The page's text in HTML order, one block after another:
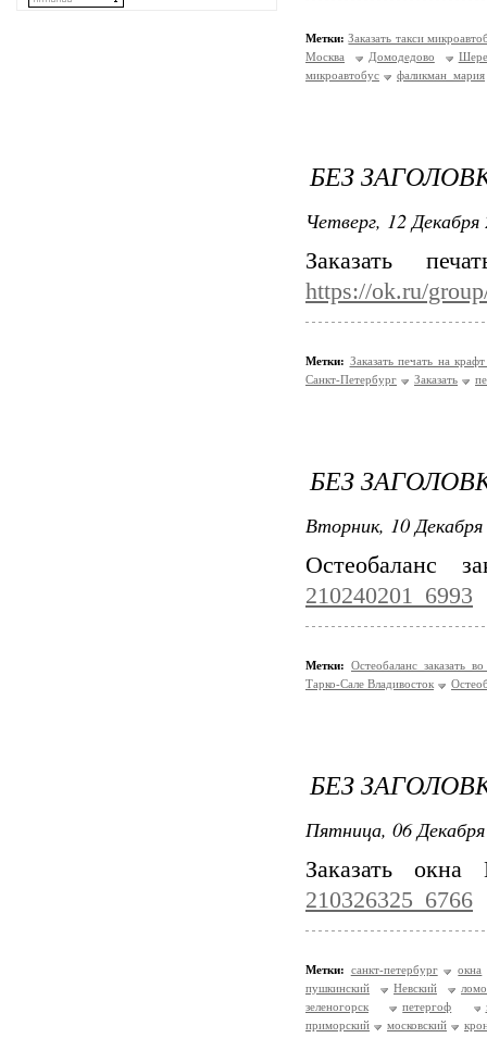
Метки: Заказать такси
Москва
Домодедово
микроавтобус
фаликман_мария
БЕЗ
Четверг, 12
Заказать
https://ok.ru/
Метки: Заказать печать на
Санкт-Петербург
Заказать
БЕЗ
Вторник, 10
Остеобаланс
210240201_6993
Метки: Остеобаланс заказать
Тарко-Сале Владивосток
БЕЗ
Пятница, 06
Заказать
210326325_6766
Метки: санкт-петербург
окна
пушкинский
Невский
зеленогорск
петергоф
приморский
московский